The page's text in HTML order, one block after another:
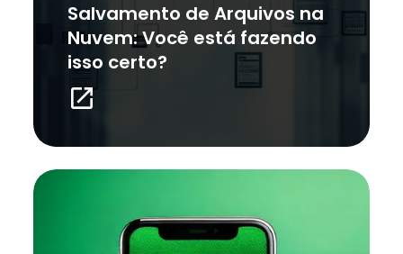
Salvamento de Arquivos na
Nuvem: Você está fazendo
isso certo?
launch